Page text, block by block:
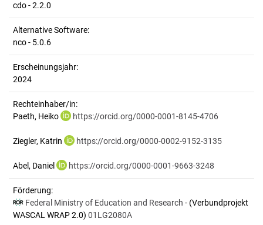
cdo - 2.2.0
Alternative Software:
nco - 5.0.6
Erscheinungsjahr:
2024
Rechteinhaber/in:
Paeth, Heiko
https://orcid.org/0000-0001-8145-4706
Ziegler, Katrin https://orcid.org/0000-0002-9152-3135
Abel, Daniel https://orcid.org/0000-0001-9663-3248
Förderung:
Federal Ministry of Education and Research - (Verbundprojekt
WASCAL WRAP 2.0) 01LG2080A